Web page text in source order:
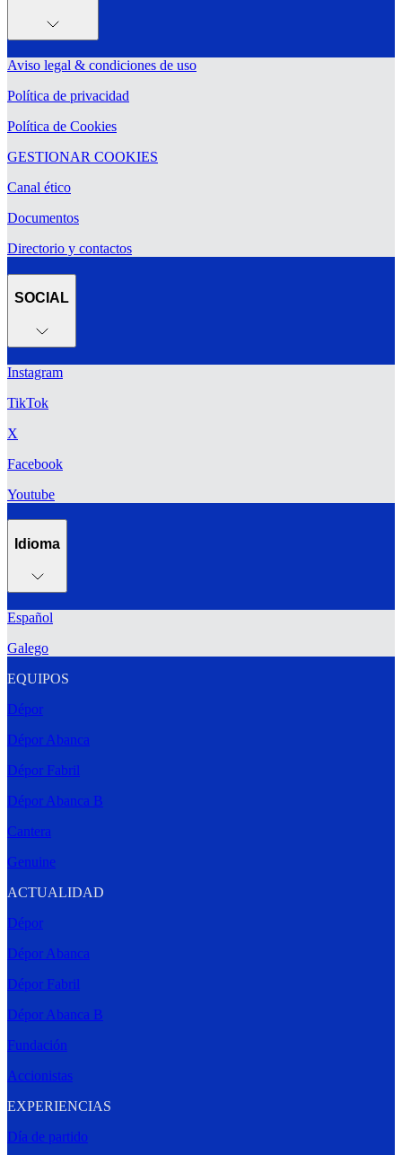
Aviso legal & condiciones de uso
Política de privacidad
Política de Cookies
GESTIONAR COOKIES
Canal ético
Documentos
Directorio y contactos
SOCIAL
Instagram
TikTok
X
Facebook
Youtube
Idioma
Español
Galego
EQUIPOS
Dépor
Dépor Abanca
Dépor Fabril
Dépor Abanca B
Cantera
Genuine
ACTUALIDAD
Dépor
Dépor Abanca
Dépor Fabril
Dépor Abanca B
Fundación
Accionistas
EXPERIENCIAS
Día de partido